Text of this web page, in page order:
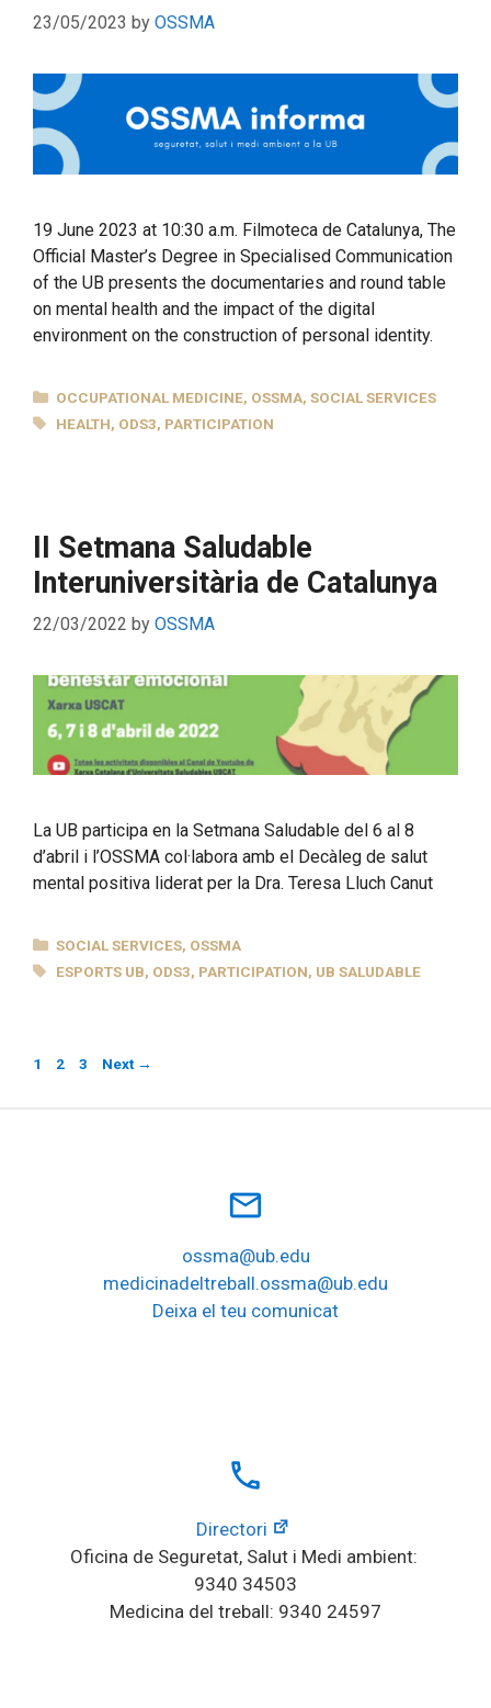
23/05/2023 by OSSMA
19 June 2023 at 10:30 a.m. Filmoteca de Catalunya, The
Official Master’s Degree in Specialised Communication
of the UB presents the documentaries and round table
on mental health and the impact of the digital
environment on the construction of personal identity.
CATEGORIES
OCCUPATIONAL MEDICINE, OSSMA,SOCIAL SERVICES
TAGS
HEALTH, ODS3, PARTICIPATION
II Setmana Saludable
Interuniversitària de Catalunya
22/03/2022 by OSSMA
La UB participa en la Setmana Saludable del 6 al 8
d’abril i l’OSSMA col·labora amb el Decàleg de salut
mental positiva liderat per la Dra. Teresa Lluch Canut
CATEGORIES
SOCIAL SERVICES, OSSMA
TAGS
ESPORTS UB, ODS3, PARTICIPATION, UB SALUDABLE
Page
1 Page
2 Page
3 Next →
mail_outline
ossma@ub.edu
medicinadeltreball.ossma@ub.edu
Deixa el teu comunicat
local_phone
Directori
Oficina de Seguretat, Salut i Medi ambient:
9340 34503
Medicina del treball: 9340 24597